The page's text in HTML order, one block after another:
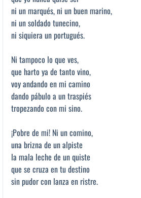
ni un marqués, ni un buen marino,
ni un soldado tunecino,
ni siquiera un portugués.
Ni tampoco lo que ves,
que harto ya de tanto vino,
voy andando en mi camino
dando pábulo a un traspiés
tropezando con mi sino.
¡Pobre de mi! Ni un comino,
una brizna de un alpiste
la mala leche de un quiste
que se cruza en tu destino
sin pudor con lanza en ristre.